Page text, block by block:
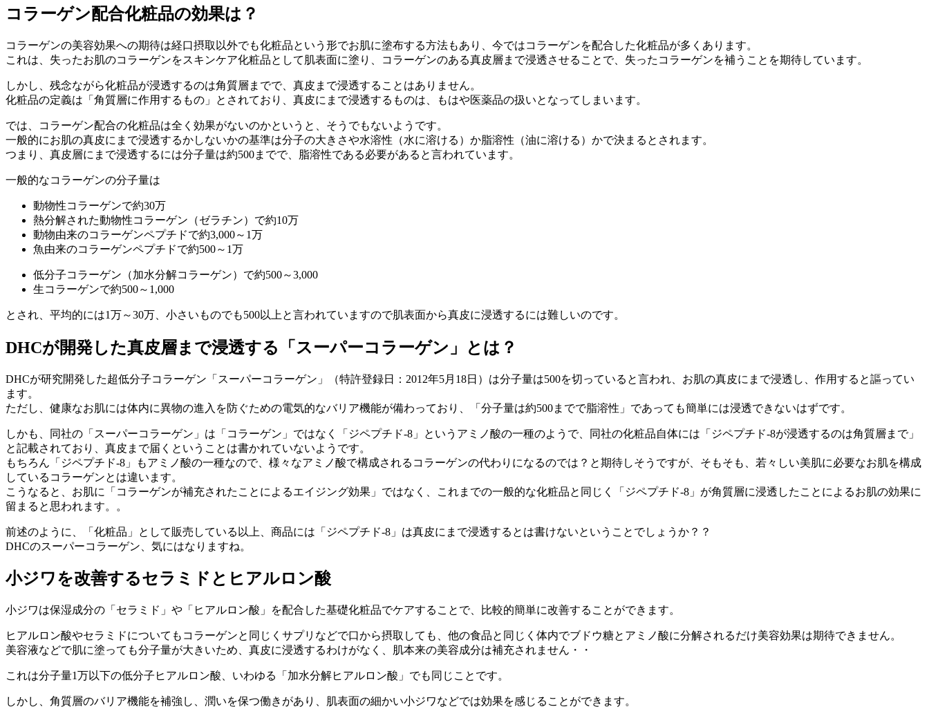
コラーゲン配合化粧品の効果は？
コラーゲンの美容効果への期待は経口摂取以外でも化粧品という形でお肌に塗布する方法もあり、今ではコラーゲンを配合した化粧品が多くあります。
これは、失ったお肌のコラーゲンをスキンケア化粧品として肌表面に塗り、コラーゲンのある真皮層まで浸透させることで、失ったコラーゲンを補うことを期待しています。
しかし、残念ながら化粧品が浸透するのは角質層までで、真皮まで浸透することはありません。
化粧品の定義は「角質層に作用するもの」とされており、真皮にまで浸透するものは、もはや医薬品の扱いとなってしまいます。
では、コラーゲン配合の化粧品は全く効果がないのかというと、そうでもないようです。
一般的にお肌の真皮にまで浸透するかしないかの基準は分子の大きさや水溶性（水に溶ける）か脂溶性（油に溶ける）かで決まるとされます。
つまり、 真皮層にまで浸透するには分子量は約500までで、脂溶性である必要があると言われています。
一般的なコラーゲンの分子量は
動物性コラーゲンで約30万
熱分解された動物性コラーゲン（ゼラチン）で約10万
動物由来のコラーゲンペプチドで約3,000～1万
魚由来のコラーゲンペプチドで約500～1万
低分子コラーゲン（加水分解コラーゲン）で約500～3,000
生コラーゲンで約500～1,000
とされ、平均的には1万～30万、小さいものでも500以上と言われていますので肌表面から真皮に浸透するには難しいのです。
DHCが開発した真皮層まで浸透する「スーパーコラーゲン」とは？
DHCが研究開発した超低分子コラーゲン「スーパーコラーゲン」 （特許登録日：2012年5月18日） は分子量は500を切っていると言われ、お肌の真皮にまで浸透し、作用すると謳ってい
ます。
ただし、健康なお肌には体内に異物の進入を防ぐための電気的なバリア機能が備わっており、「分子量は約500までで脂溶性」であっても簡単には浸透できないはずです。
しかも、同社の「スーパーコラーゲン」は「コラーゲン」ではなく「ジペプチド-8」というアミノ酸の一種のようで、同社の化粧品自体には「ジペプチド-8が浸透するのは角質層まで」
と記載されており、真皮まで届くということは書かれていないようです。
もちろん「ジペプチド-8」もアミノ酸の一種なので、様々なアミノ酸で構成されるコラーゲンの代わりになるのでは？と期待しそうですが、そもそも、若々しい美肌に必要なお肌を構成
しているコラーゲンとは違います。
こうなると、お肌に「コラーゲンが補充されたことによるエイジング効果」ではなく、これまでの一般的な化粧品と同じく「ジペプチド-8」が角質層に浸透したことによるお肌の効果に
留まると思われます。。
前述のように、「化粧品」として販売している以上、商品には「ジペプチド-8」は真皮にまで浸透するとは書けないということでしょうか？？
DHCのスーパーコラーゲン、気にはなりますね。
小ジワを改善するセラミドとヒアルロン酸
小ジワは保湿成分の「セラミド」や「ヒアルロン酸」を配合した基礎化粧品でケアすることで、比較的簡単に改善することができます。
ヒアルロン酸やセラミドについてもコラーゲンと同じくサプリなどで口から摂取しても、他の食品と同じく体内でブドウ糖とアミノ酸に分解されるだけ美容効果は期待できません。
美容液などで肌に塗っても分子量が大きいため、真皮に浸透するわけがなく、肌本来の美容成分は補充されません・・
これは分子量1万以下の低分子ヒアルロン酸、いわゆる「加水分解ヒアルロン酸」でも同じことです。
しかし、角質層のバリア機能を補強し、潤いを保つ働きがあり、肌表面の細かい小ジワなどでは効果を感じることができます。